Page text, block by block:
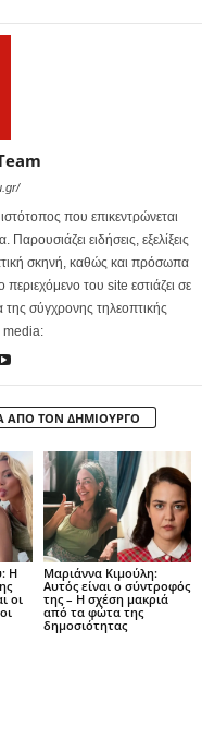
που επικεντρώνεται
ειδήσεις, εξελίξεις
σκηνή, καθώς και πρόσωπα
του site εστιάζει σε
της σύγχρονης τηλεοπτικής
media:
ΑΠΟ ΤΟΝ ΔΗΜΙΟΥΡΓΟ
Η
οι
Μαριάννα Κιμούλη:
Αυτός είναι ο σύντροφός
της – Η σχέση μακριά
από τα φώτα της
δημοσιότητας